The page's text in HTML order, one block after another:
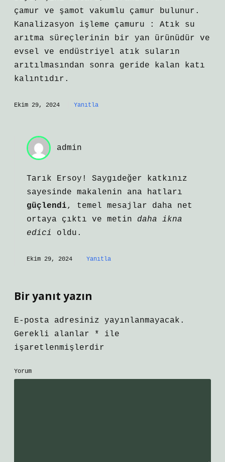
çamur ve şamot vakumlu çamur bulunur.
Kanalizasyon işleme çamuru : Atık su
arıtma süreçlerinin bir yan ürünüdür ve
evsel ve endüstriyel atık suların
arıtılmasından sonra geride kalan katı
kalıntıdır.
Ekim 29, 2024 Yanıtla
admin
Tarık Ersoy! Saygıdeğer katkınız
sayesinde makalenin ana hatları
güçlendi, temel mesajlar daha net
ortaya çıktı ve metin daha ikna
edici
oldu.
Ekim 29, 2024 Yanıtla
Bir yanıt yazın
E-posta adresiniz yayınlanmayacak.
Gerekli alanlar
*
ile
işaretlenmişlerdir
Yorum